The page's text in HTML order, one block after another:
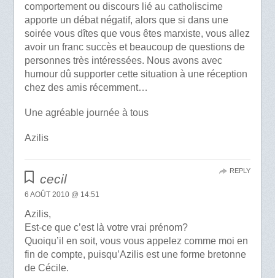
comportement ou discours lié au catholiscime
apporte un débat négatif, alors que si dans une
soirée vous dîtes que vous êtes marxiste, vous allez
avoir un franc succès et beaucoup de questions de
personnes très intéressées. Nous avons avec
humour dû supporter cette situation à une réception
chez des amis récemment…
Une agréable journée à tous
Azilis
cecil
6 AOÛT 2010 @ 14:51
Azilis,
Est-ce que c’est là votre vrai prénom?
Quoiqu’il en soit, vous vous appelez comme moi en
fin de compte, puisqu’Azilis est une forme bretonne
de Cécile.
REPLY